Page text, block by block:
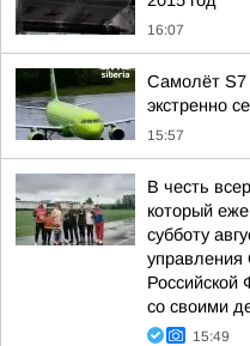
16:07
Самолёт S7
экстренно
15:57
В честь
который
субботу
управления
Российской
со своими
15:49